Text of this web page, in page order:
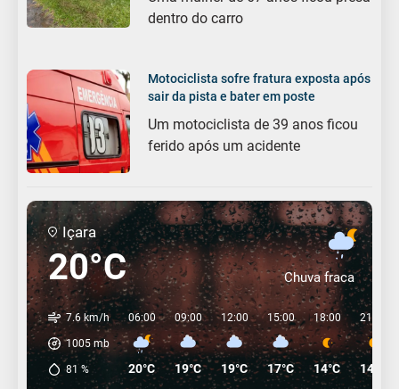
dentro do carro
Motociclista sofre fratura exposta após
sair da pista e bater em poste
Um motociclista de 39 anos ficou
ferido após um acidente
Içara
20°C Chuva fraca
7.6 km/h
1005 mb
81 %
06:00
20°C
09:00
19°C
12:00
19°C
15:00
17°C
18:00
14°C
21:00
14°C